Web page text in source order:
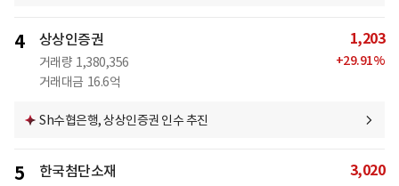
4 상상인증권
거래량 1,380,356
거래대금 16.6억
1,203
+29.91%
Sh수협은행, 상상인증권 인수 추진
5 한국첨단소재 3,020